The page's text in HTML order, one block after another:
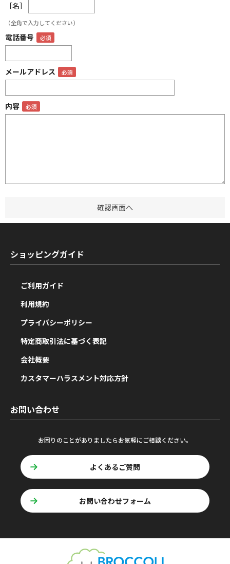
［名］
（全角で入力してください）
電話番号
メールアドレス
内容
ショッピングガイド
ご利用ガイド
利用規約
プライバシーポリシー
特定商取引法に基づく表記
会社概要
カスタマーハラスメント対応方針
お問い合わせ
お困りのことがありましたらお気軽にご相談ください。
よくあるご質問
お問い合わせフォーム